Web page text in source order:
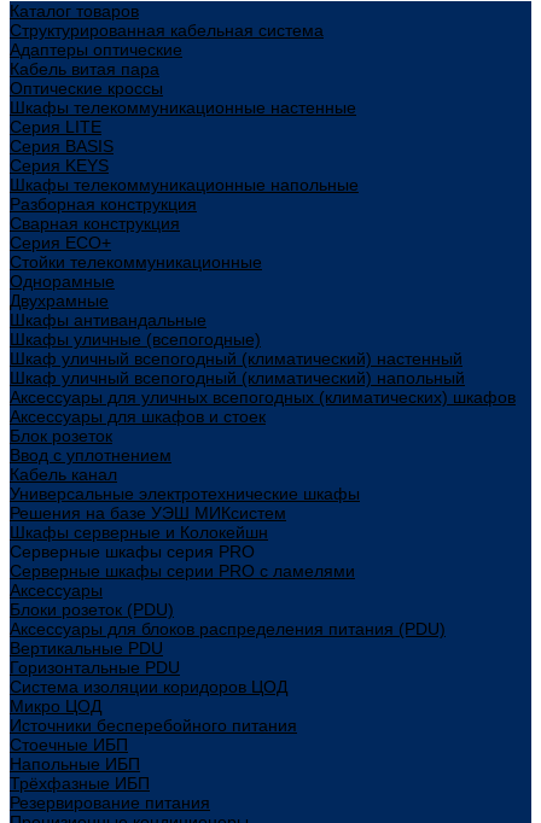
Каталог товаров
Структурированная кабельная система
Адаптеры оптические
Кабель витая пара
Оптические кроссы
Шкафы телекоммуникационные настенные
Cерия LITE
Cерия BASIS
Cерия KEYS
Шкафы телекоммуникационные напольные
Разборная конструкция
Сварная конструкция
Серия ECO+
Стойки телекоммуникационные
Однорамные
Двухрамные
Шкафы антивандальные
Шкафы уличные (всепогодные)
Шкаф уличный всепогодный (климатический) настенный
Шкаф уличный всепогодный (климатический) напольный
Аксессуары для уличных всепогодных (климатических) шкафов
Аксессуары для шкафов и стоек
Блок розеток
Ввод с уплотнением
Кабель канал
Универсальные электротехнические шкафы
Решения на базе УЭШ МИКсистем
Шкафы серверные и Колокейшн
Серверные шкафы серия PRO
Серверные шкафы серии PRO с ламелями
Аксессуары
Блоки розеток (PDU)
Аксессуары для блоков распределения питания (PDU)
Вертикальные PDU
Горизонтальные PDU
Система изоляции коридоров ЦОД
Микро ЦОД
Источники бесперебойного питания
Стоечные ИБП
Напольные ИБП
Трёхфазные ИБП
Резервирование питания